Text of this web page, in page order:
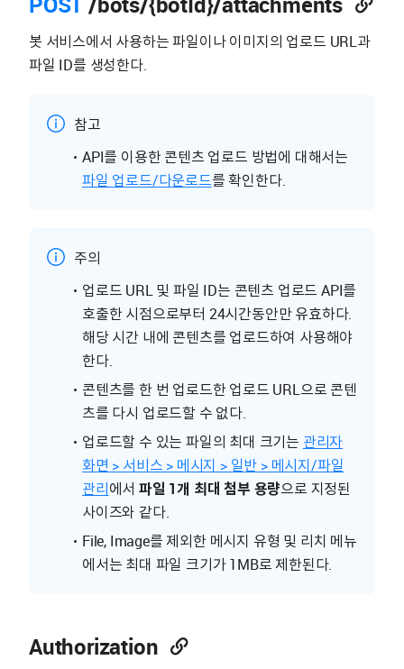
봇 서비스에서 사용하는 파일이나 이미지의 업로드 URL과
파일 ID를 생성한다.
참고
API를 이용한 콘텐츠 업로드 방법에 대해서는
파일 업로드/다운로드를 확인한다.
주의
업로드 URL 및 파일 ID는 콘텐츠 업로드 API를
호출한 시점으로부터 24시간동안만 유효하다.
해당 시간 내에 콘텐츠를 업로드하여 사용해야
한다.
콘텐츠를 한 번 업로드한 업로드 URL으로 콘텐
츠를 다시 업로드할 수 없다.
업로드할 수 있는 파일의 최대 크기는 관리자
화면 > 서비스 > 메시지 > 일반 > 메시지/파일
관리에서파일 1개 최대 첨부 용량으로 지정된
사이즈와 같다.
File, Image를 제외한 메시지 유형 및 리치 메뉴
에서는 최대 파일 크기가 1MB로 제한된다.
Authorization